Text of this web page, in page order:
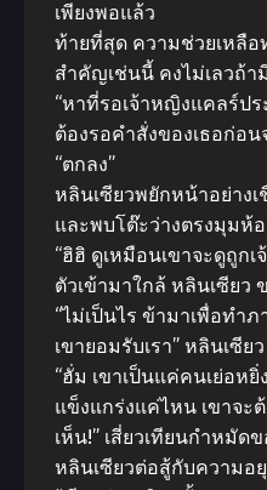
เพียงพอแล้ว
ท้ายที่สุด ความช่วยเหลือ
สำคัญเช่นนี้ คงไม่เลวถ้า
“หาที่รอเจ้าหญิงแคลร์ปร
ต้องรอคำสั่งของเธอก่อน
“ตกลง”
หลินเซียวพยักหน้าอย่าง
และพบโต๊ะว่างตรงมุมห้
“ฮิฮิ ดูเหมือนเขาจะดูถูก
ตัวเข้ามาใกล้ หลินเซีย
“ไม่เป็นไร ข้ามาเพื่อทำ
เขายอมรับเรา” หลินเซีย
“ฮั่ม เขาเป็นแค่คนเย่อหยิ่
แข็งแกร่งแค่ไหน เขาจ
เห็น!” เสี่ยวเทียนกำหมัด
หลินเซียวต่อสู้กับความอ